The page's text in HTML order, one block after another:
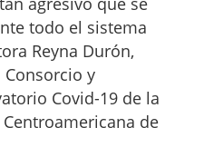
todo el sistema
Reyna Durón,
y
Covid-19 de la
de